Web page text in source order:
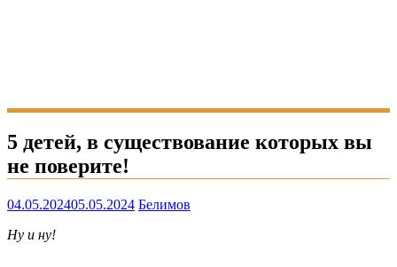
5 детей, в существование которых вы
не поверите!
04.05.202405.05.2024 Белимов
Ну и ну!